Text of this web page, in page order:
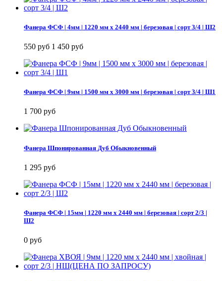
Фанера ФСФ | 4мм | 1220 мм х 2440 мм | березовая | сорт 3/4 | Ш2
550 руб 1 450 руб
Фанера ФСФ | 9мм | 1500 мм х 3000 мм | березовая | сорт 3/4 | Ш1
1 700 руб
Фанера Шпонированная Дуб Обыкновенный
1 295 руб
Фанера ФСФ | 15мм | 1220 мм х 2440 мм | березовая | сорт 2/3 |
Ш2
0 руб